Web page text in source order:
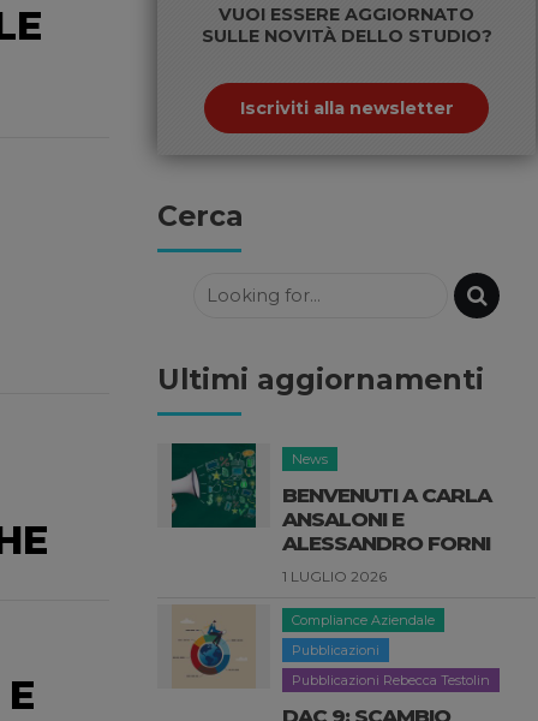
VUOI ESSERE AGGIORNATO
SULLE NOVITÀ DELLO STUDIO?
Iscriviti alla newsletter
Cerca
Ultimi aggiornamenti
Compliance Aziendale
Pubblicazioni
Pubblicazioni Rebecca Testolin
DAC 9: SCAMBIO
AUTOMATICO DELLE
DICHIARAZIONI SULLE
IMPOSTE INTEGRATIVE
11 GIUGNO 2026